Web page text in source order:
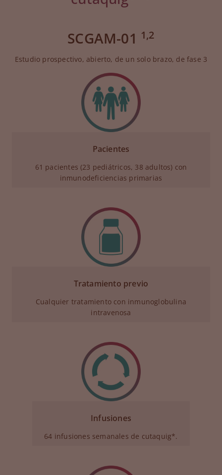
SCGAM-01 1,2
Estudio prospectivo, abierto, de un solo brazo, de fase 3
Pacientes
61 pacientes (23 pediátricos, 38 adultos) con
inmunodeficiencias primarias
Tratamiento previo
Cualquier tratamiento con inmunoglobulina
intravenosa
Infusiones
64 infusiones semanales de cutaquig*.